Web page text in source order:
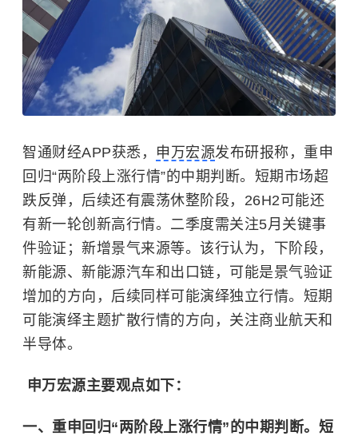
智通财经APP获悉， 申万宏源发布研报称，重申
回归“两阶段上涨行情”的中期判断。短期市场超
跌反弹，后续还有震荡休整阶段，26H2可能还
有新一轮创新高行情。二季度需关注5月关键事
件验证；新增景气来源等。该行认为，下阶段，
新能源、新能源汽车和出口链，可能是景气验证
增加的方向，后续同样可能演绎独立行情。短期
可能演绎主题扩散行情的方向，关注商业航天和
半导体。
申万宏源主要观点如下：
一、重申回归“两阶段上涨行情”的中期判断。短